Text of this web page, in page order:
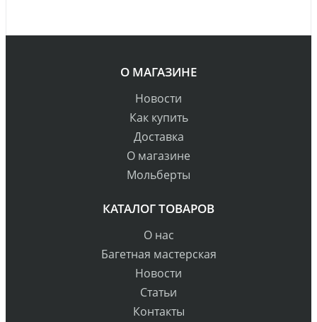
О МАГАЗИНЕ
Новости
Как купить
Доставка
О магазине
Мольберты
КАТАЛОГ ТОВАРОВ
О нас
Багетная мастерская
Новости
Статьи
Контакты